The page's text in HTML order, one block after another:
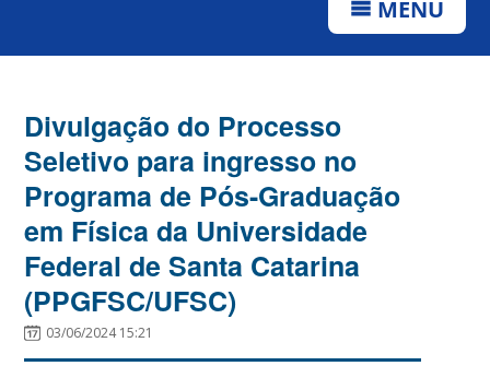
MENU
Divulgação do Processo
Seletivo para ingresso no
Programa de Pós-Graduação
em Física da Universidade
Federal de Santa Catarina
(PPGFSC/UFSC)
03/06/2024 15:21